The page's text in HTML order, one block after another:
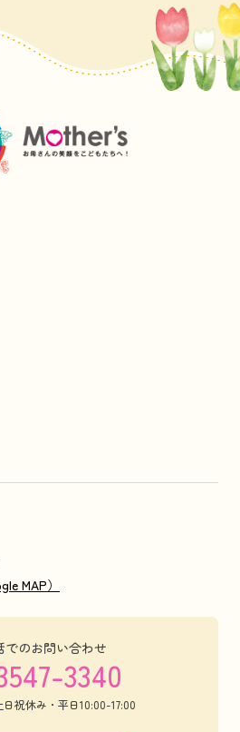
MAP）
でのお問い合わせ
3340
祝休み・平日10:00-17:00